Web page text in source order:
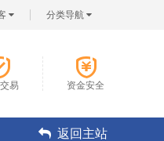
分类导航
易 资金安全
返回主站